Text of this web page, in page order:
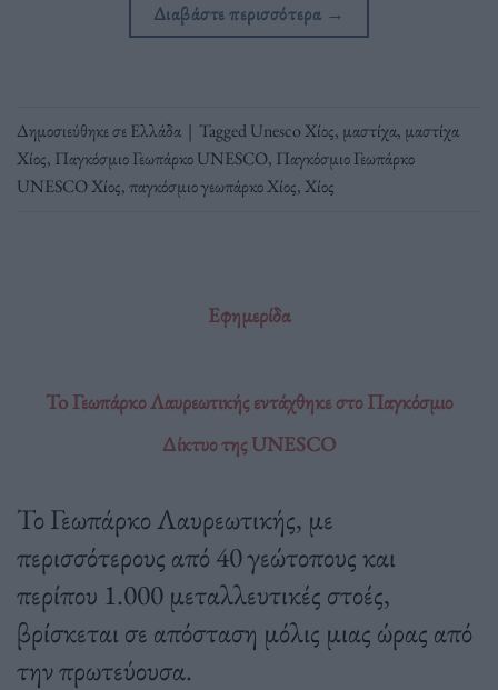
Διαβάστε περισσότερα →
Δημοσιεύθηκε σεΕλλάδα | TaggedUnesco Χίος, μαστίχα, μαστίχα
Χίος, Παγκόσμιο Γεωπάρκο UNESCO, Παγκόσμιο Γεωπάρκο
UNESCO Χίος,παγκόσμιο γεωπάρκο Χίος,Χίος
Εφημερίδα
To Γεωπάρκο Λαυρεωτικής εντάχθηκε στο Παγκόσμιο
Δίκτυο της UNESCO
Το Γεωπάρκο Λαυρεωτικής, με
περισσότερους από 40 γεώτοπους και
περίπου 1.000 μεταλλευτικές στοές,
βρίσκεται σε απόσταση μόλις μιας ώρας από
την πρωτεύουσα.